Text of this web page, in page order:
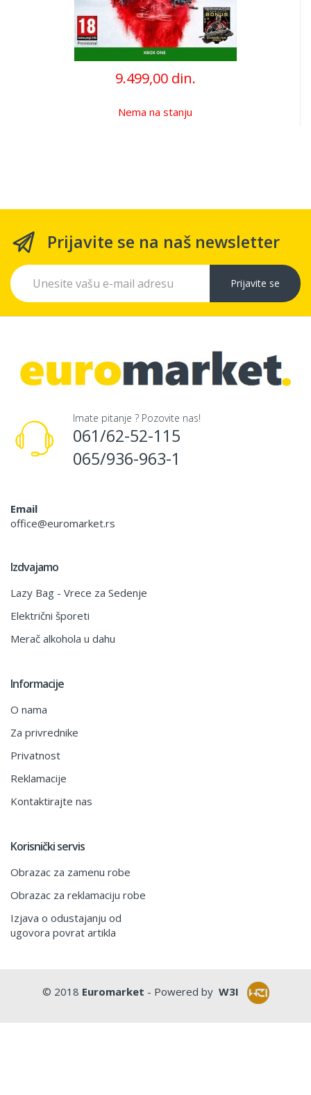
9.499,00 din.
Nema na stanju
Prijavite se na naš newsletter
Prijavite se
Imate pitanje ? Pozovite nas!
061/62-52-115
065/936-963-1
Email
office@euromarket.rs
Izdvajamo
Lazy Bag - Vrece za Sedenje
Električni šporeti
Merač alkohola u dahu
Informacije
O nama
Za privrednike
Privatnost
Reklamacije
Kontaktirajte nas
Korisnički servis
Obrazac za zamenu robe
Obrazac za reklamaciju robe
Izjava o odustajanju od
ugovora povrat artikla
© 2018 Euromarket - Powered by W3I